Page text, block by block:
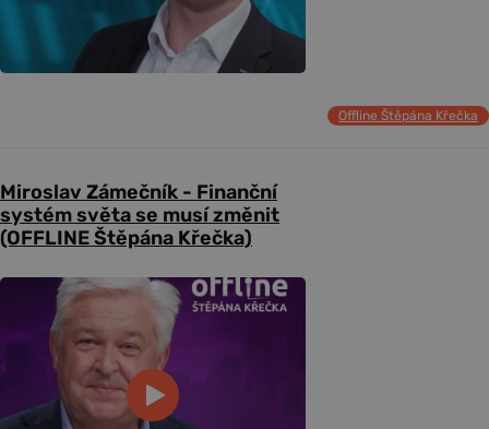
Offline Štěpána Křečka
Miroslav Zámečník - Finanční
systém světa se musí změnit
(OFFLINE Štěpána Křečka)